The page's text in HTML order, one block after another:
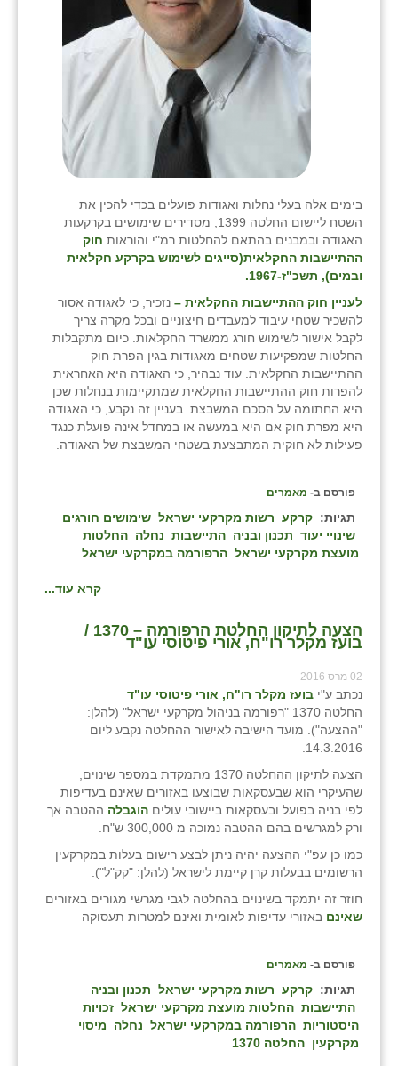
בימים אלה בעלי נחלות ואגודות פועלים בכדי להכין את
השטח ליישום החלטה 1399, מסדירים שימושים בקרקעות
האגודה ובמבנים בהתאם להחלטות רמ"י והוראות חוק
ההתיישבות החקלאית(סייגים לשימוש בקרקע חקלאית
ובמים), תשכ"ז-1967.
לעניין חוק ההתיישבות החקלאית – נזכיר, כי לאגודה אסור
להשכיר שטחי עיבוד למעבדים חיצוניים ובכל מקרה צריך
לקבל אישור לשימוש חורג ממשרד החקלאות. כיום מתקבלות
החלטות שמפקיעות שטחים מאגודות בגין הפרת חוק
ההתיישבות החקלאית. עוד נבהיר, כי האגודה היא האחראית
להפרות חוק ההתיישבות החקלאית שמתקיימות בנחלות שכן
היא החתומה על הסכם המשבצת. בעניין זה נקבע, כי האגודה
היא מפרת חוק אם היא במעשה או במחדל אינה פועלת כנגד
פעילות לא חוקית המתבצעת בשטחי המשבצת של האגודה.
פורסם ב- מאמרים
תגיות: קרקע רשות מקרקעי ישראל שימושים חורגים
שינויי יעוד תכנון ובניה התיישבות נחלה החלטות
מועצת מקרקעי ישראל הרפורמה במקרקעי ישראל
קרא עוד...
הצעה לתיקון החלטת הרפורמה – 1370 /
בועז מקלר רו"ח, אורי פיטוסי עו"ד
02 מרס 2016
נכתב ע"י בועז מקלר רו"ח, אורי פיטוסי עו"ד
החלטה 1370 "רפורמה בניהול מקרקעי ישראל" (להלן:
"ההצעה"). מועד הישיבה לאישור ההחלטה נקבע ליום
14.3.2016.
הצעה לתיקון ההחלטה 1370 מתמקדת במספר שינוים,
שהעיקרי הוא שבעסקאות שבוצעו באזורים שאינם בעדיפות
לפי בניה בפועל ובעסקאות ביישובי עולים הוגבלה ההטבה אך
ורק למגרשים בהם ההטבה נמוכה מ 300,000 ש"ח.
כמו כן עפ"י ההצעה יהיה ניתן לבצע רישום בעלות במקרקעין
הרשומים בבעלות קרן קיימת לישראל (להלן: "קק"ל").
חוזר זה יתמקד בשינוים בהחלטה לגבי מגרשי מגורים באזורים
שאינם באזורי עדיפות לאומית ואינם למטרות תעסוקה
פורסם ב- מאמרים
תגיות: קרקע רשות מקרקעי ישראל תכנון ובניה
התיישבות החלטות מועצת מקרקעי ישראל זכויות
היסטוריות הרפורמה במקרקעי ישראל נחלה
מיסוי
מקרקעין החלטה 1370
בוסתן הגליל